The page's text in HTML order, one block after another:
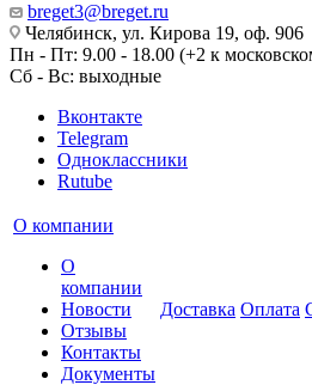
breget3@breget.ru
Челябинск, ул. Кирова 19, оф. 906
Пн - Пт: 9.00 - 18.00 (+2 к
Сб - Вс: выходные
Вконтакте
Telegram
Одноклассники
Rutube
О компании
О
компании
Новости
Отзывы
Контакты
Документы
Доставка Оплата